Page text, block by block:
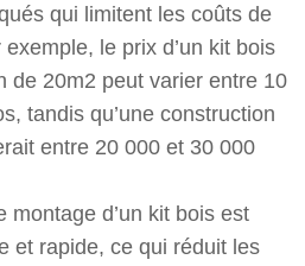
qui limitent les coûts de
le prix d’un kit bois
de 20m2 peut varier entre 10
tandis qu’une construction
entre 20 000 et 30 000
montage d’un kit bois est
et rapide, ce qui réduit les